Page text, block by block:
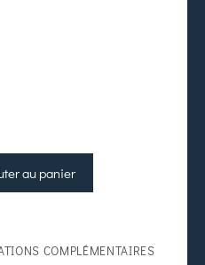
au panier
COMPLÉMENTAIRES